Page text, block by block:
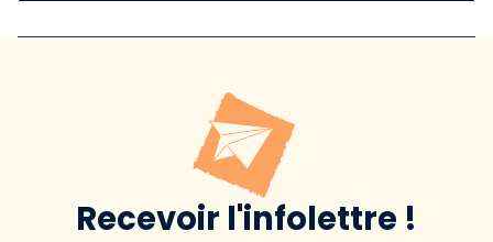
Recevoir l'infolettre !